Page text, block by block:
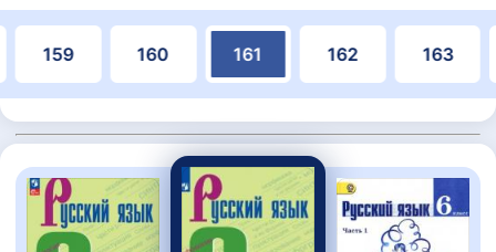
159 160 161 162 163